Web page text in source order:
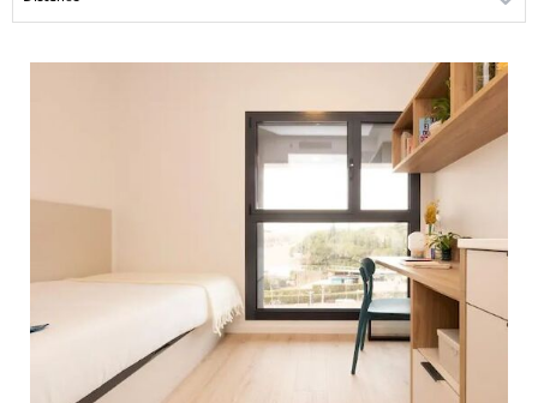
m²
Colocation